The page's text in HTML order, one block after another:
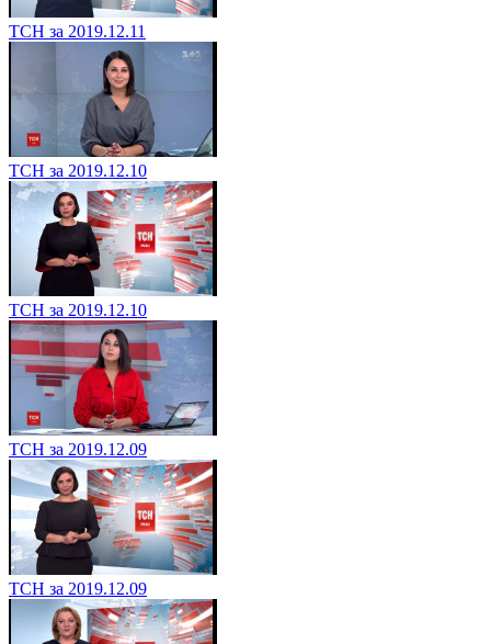
ТСН за 2019.12.11
ТСН за 2019.12.10
ТСН за 2019.12.10
ТСН за 2019.12.09
ТСН за 2019.12.09